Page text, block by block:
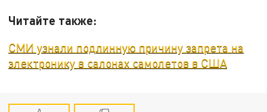
Читайте также:
СМИ узнали подлинную причину запрета на
электронику в салонах самолетов в США